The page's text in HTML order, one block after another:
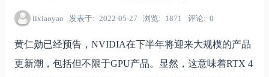
lixiaoyao 发表于 2022-05-27 浏览 1871 评论 0
黄仁勋已经预告，NVIDIA在下半年将迎来大规模的产品
更新潮，包括但不限于GPU产品。显然，这意味着RTX 4